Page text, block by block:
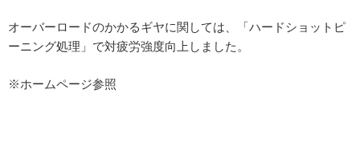
オーバーロードのかかるギヤに関しては、「ハードショットピ
ーニング処理」で対疲労強度向上しました。
※ホームページ参照